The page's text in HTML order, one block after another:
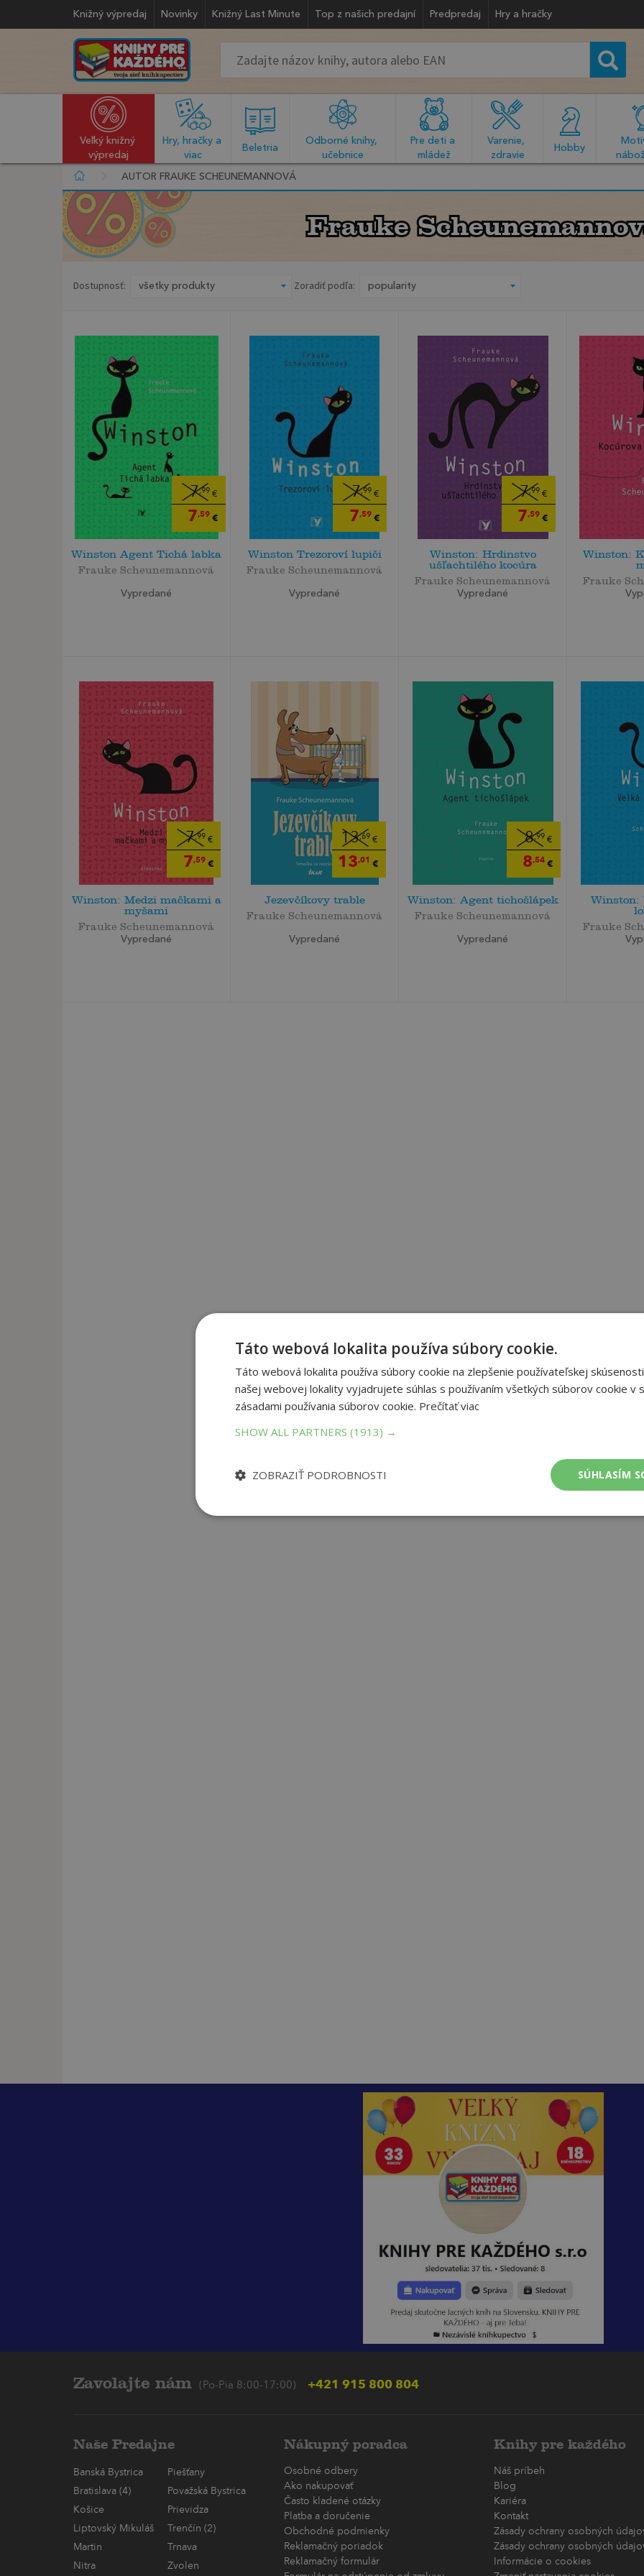
Knižný výpredaj Novinky Knižný Last Minute Top z našich predajní Predpredaj Hry a hračky
Veľký knižný
výpredaj
Hry, hračky a
viac
Beletria
Odborné knihy,
učebnice
Pre deti a
mládež
Varenie,
zdravie
Hobby
AUTOR FRAUKE SCHEUNEMANNOVÁ
Frauke
Frauke
Dostupnosť: Zoradiť podľa:
7,99 €
7,59 €
Winston Agent Tichá labka
Frauke Scheunemannová
Vypredané
7,99 €
7,59€
Winston Trezoroví lupiči
Frauke Scheunemannová
Vypredané
7,99 €
7,59 €
Winston: Hrdinstvo
ušľachtilého kocúra
Frauke Scheunemannová
Vypredané
Winston:
Frauke
7,99 €
7,59€
Winston: Medzi mačkami a
myšami
Frauke Scheunemannová
Vypredané
13,69 €
13,01 €
Jezevčíkovy trable
Frauke Scheunemannová
Vypredané
8,99 €
8,54 €
Winston: Agent tichošlápek
Frauke Scheunemannová
Vypredané
Winston:
Frauke
Zavolajte nám (Po-Pia 8:00-17:00) +421 915 800 804
Naše Predajne
Banská Bystrica
Piešťany
Bratislava (4)
Považská Bystrica
Košice
Prievidza
Liptovský Mikuláš
Trenčín (2)
Martin
Trnava
Nitra
Zvolen
Nákupný poradca
Osobné odbery
Ako nakupovať
Často kladené otázky
Platba a doručenie
Obchodné podmienky
Reklamačný poriadok
Reklamačný formulár
Knihy pre každého
Náš príbeh
Blog
Kariéra
Kontakt
Zásady ochrany osobných
Zásady ochrany osobných
Informácie o cookies
Táto webová lokalita používa súbory cookie.
Táto webová lokalita používa súbory cookie na zlepšenie používateľskej
našej webovej lokality vyjadrujete súhlas s používaním všetkých súborov cookie v
zásadami používania súborov cookie. Prečítať viac
SHOW ALL PARTNERS (1913) →
SÚHLASÍM
ZOBRAZIŤ PODROBNOSTI